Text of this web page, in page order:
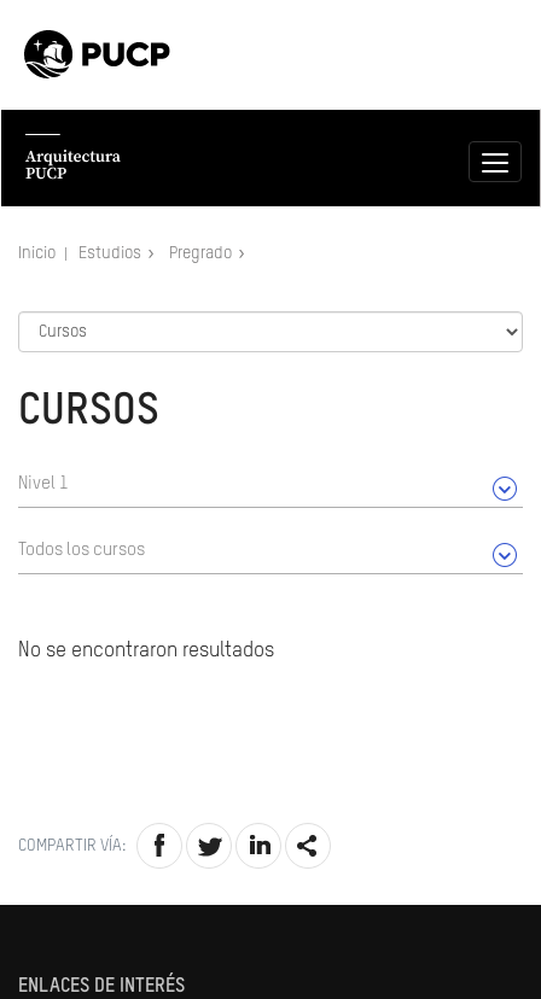
Inicio Estudios Pregrado
CURSOS
Nivel 1
Todos los cursos
No se encontraron resultados
COMPARTIR VÍA:
ENLACES DE INTERÉS